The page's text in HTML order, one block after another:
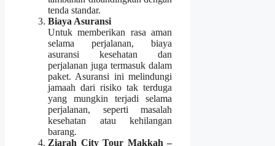
tenda standar.
Biaya Asuransi
Untuk memberikan rasa aman
selama perjalanan, biaya
asuransi kesehatan dan
perjalanan juga termasuk dalam
paket. Asuransi ini melindungi
jamaah dari risiko tak terduga
yang mungkin terjadi selama
perjalanan, seperti masalah
kesehatan atau kehilangan
barang.
Ziarah City Tour Makkah –